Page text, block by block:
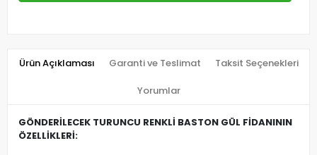
Ürün Açıklaması Garanti ve Teslimat Taksit Seçenekleri
Yorumlar
GÖNDERİLECEK TURUNCU RENKLİ BASTON GÜL FİDANININ
ÖZELLİKLERİ: